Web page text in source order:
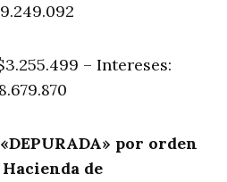
– Intereses:
por orden
de